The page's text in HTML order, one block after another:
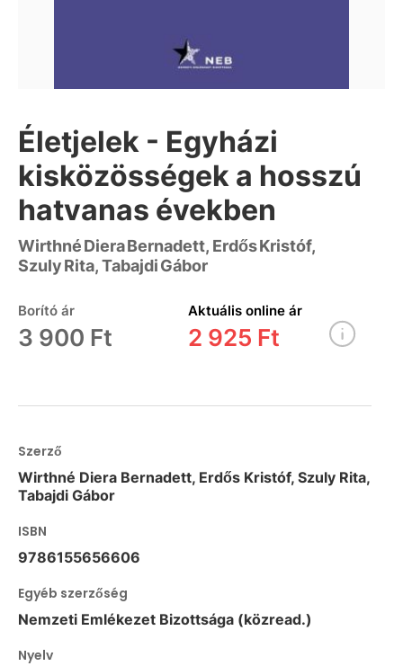
Életjelek - Egyházi
kisközösségek a hosszú
hatvanas években
Wirthné Diera Bernadett, Erdős Kristóf,
Szuly Rita, Tabajdi Gábor
Borító ár
3 900 Ft
Aktuális online ár
2 925 Ft
Szerző
Wirthné Diera Bernadett, Erdős Kristóf, Szuly Rita,
Tabajdi Gábor
ISBN
9786155656606
Egyéb szerzőség
Nemzeti Emlékezet Bizottsága (közread.)
Nyelv